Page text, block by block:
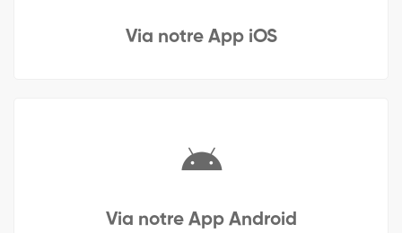
Via notre App iOS
Via notre App Android